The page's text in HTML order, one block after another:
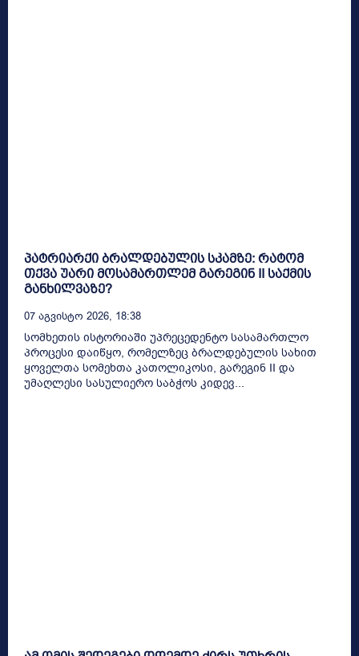
პატრიარქი ბრალდებულის სკამზე: რატომ
თქვა უარი მოსამართლემ გარეგინ II საქმის
განხილვაზე?
07 Აგვისტო 2026, 18:38
სომხეთის ისტორიაში უპრეცედენტო სასამართლო
პროცესი დაიწყო, რომელზეც ბრალდებულის სახით
ყოველთა სომეხთა კათოლიკოსი, გარეგინ II და
უმაღლესი სასულიერო საბჭოს კიდევ...